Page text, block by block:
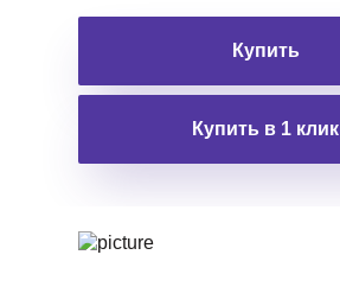
Купить
Купить в 1 клик